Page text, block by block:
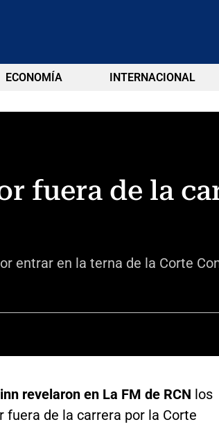
ECONOMÍA INTERNACIONAL
fuera de la
entrar en la terna de la Corte
revelaron en La FM de RCN los
fuera de la carrera por la Corte